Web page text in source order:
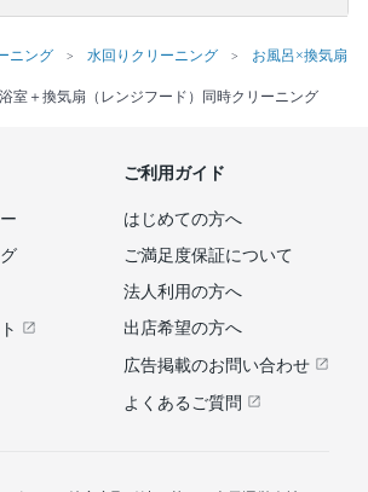
ニング 水回りクリーニング
お風呂×換気扇
室＋換気扇（レンジフード）同時クリーニング
ご利用ガイド
はじめての方へ
ご満足度保証について
法人利用の方へ
出店希望の方へ
広告掲載のお問い合わせ
よくあるご質問